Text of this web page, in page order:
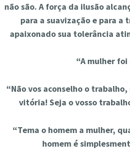
não são. A força da ilusão
para a suavização e para a
apaixonado sua tolerância
“A mulher foi
“Não vos aconselho o
vitória! Seja o vosso
“Tema o homem a mulher,
homem é